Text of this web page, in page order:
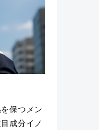
保つメン
成分イノ